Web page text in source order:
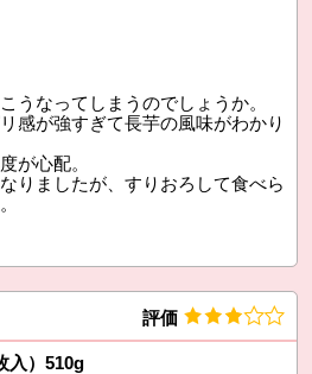
うなってしまうのでしょうか。
感が強すぎて長芋の風味がわかり
が心配。
りましたが、すりおろして食べら
評価
入）510g